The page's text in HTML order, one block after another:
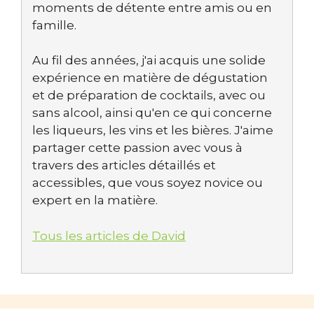
moments de détente entre amis ou en
famille.
Au fil des années, j'ai acquis une solide
expérience en matière de dégustation
et de préparation de cocktails, avec ou
sans alcool, ainsi qu'en ce qui concerne
les liqueurs, les vins et les bières. J'aime
partager cette passion avec vous à
travers des articles détaillés et
accessibles, que vous soyez novice ou
expert en la matière.
Tous les articles de David